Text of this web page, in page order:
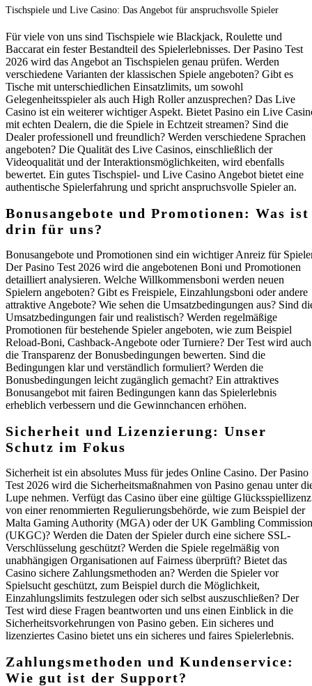
Tischspiele und Live Casino: Das Angebot für anspruchsvolle Spieler
Für viele von uns sind Tischspiele wie Blackjack, Roulette und
Baccarat ein fester Bestandteil des Spielerlebnisses. Der Pasino Test
2026 wird das Angebot an Tischspielen genau prüfen. Werden
verschiedene Varianten der klassischen Spiele angeboten? Gibt es
Tische mit unterschiedlichen Einsatzlimits, um sowohl
Gelegenheitsspieler als auch High Roller anzusprechen? Das Live
Casino ist ein weiterer wichtiger Aspekt. Bietet Pasino ein Live
mit echten Dealern, die die Spiele in Echtzeit streamen? Sind die
Dealer professionell und freundlich? Werden verschiedene Sprachen
angeboten? Die Qualität des Live Casinos, einschließlich der
Videoqualität und der Interaktionsmöglichkeiten, wird ebenfalls
bewertet. Ein gutes Tischspiel- und Live Casino Angebot bietet eine
authentische Spielerfahrung und spricht anspruchsvolle Spieler an.
Bonusangebote und Promotionen: Was ist
drin für uns?
Bonusangebote und Promotionen sind ein wichtiger Anreiz für
Der Pasino Test 2026 wird die angebotenen Boni und Promotionen
detailliert analysieren. Welche Willkommensboni werden neuen
Spielern angeboten? Gibt es Freispiele, Einzahlungsboni oder andere
attraktive Angebote? Wie sehen die Umsatzbedingungen aus? Sind
Umsatzbedingungen fair und realistisch? Werden regelmäßige
Promotionen für bestehende Spieler angeboten, wie zum Beispiel
Reload-Boni, Cashback-Angebote oder Turniere? Der Test wird auch
die Transparenz der Bonusbedingungen bewerten. Sind die
Bedingungen klar und verständlich formuliert? Werden die
Bonusbedingungen leicht zugänglich gemacht? Ein attraktives
Bonusangebot mit fairen Bedingungen kann das Spielerlebnis
erheblich verbessern und die Gewinnchancen erhöhen.
Sicherheit und Lizenzierung: Unser
Schutz im Fokus
Sicherheit ist ein absolutes Muss für jedes Online Casino. Der Pasino
Test 2026 wird die Sicherheitsmaßnahmen von Pasino genau unter
Lupe nehmen. Verfügt das Casino über eine gültige Glücksspiellizenz
von einer renommierten Regulierungsbehörde, wie zum Beispiel der
Malta Gaming Authority (MGA) oder der UK Gambling Commission
(UKGC)? Werden die Daten der Spieler durch eine sichere SSL-
Verschlüsselung geschützt? Werden die Spiele regelmäßig von
unabhängigen Organisationen auf Fairness überprüft? Bietet das
Casino sichere Zahlungsmethoden an? Werden die Spieler vor
Spielsucht geschützt, zum Beispiel durch die Möglichkeit,
Einzahlungslimits festzulegen oder sich selbst auszuschließen? Der
Test wird diese Fragen beantworten und uns einen Einblick in die
Sicherheitsvorkehrungen von Pasino geben. Ein sicheres und
lizenziertes Casino bietet uns ein sicheres und faires Spielerlebnis.
Zahlungsmethoden und Kundenservice:
Wie gut ist der Support?